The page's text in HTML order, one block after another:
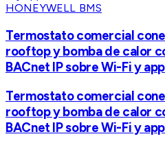
HONEYWELL BMS
Termostato comercial
rooftop y bomba de calor
BACnet IP sobre Wi-Fi y
Termostato comercial
rooftop y bomba de calor
BACnet IP sobre Wi-Fi y